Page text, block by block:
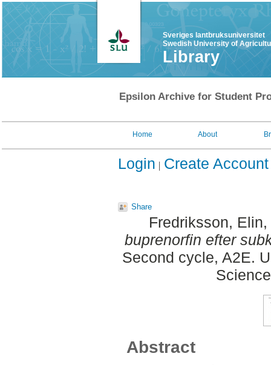
Sveriges lantbruksuniversitet
Swedish University of
Library
Epsilon Archive for Student
Home About
Login Create Account
Share
Fredriksson, Elin
buprenorfin efter
Second cycle, A2E.
Abstract